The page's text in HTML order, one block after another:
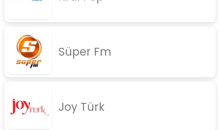
jazz
rap
diger
Gizlilik Politikası
Süper Fm
Joy Türk